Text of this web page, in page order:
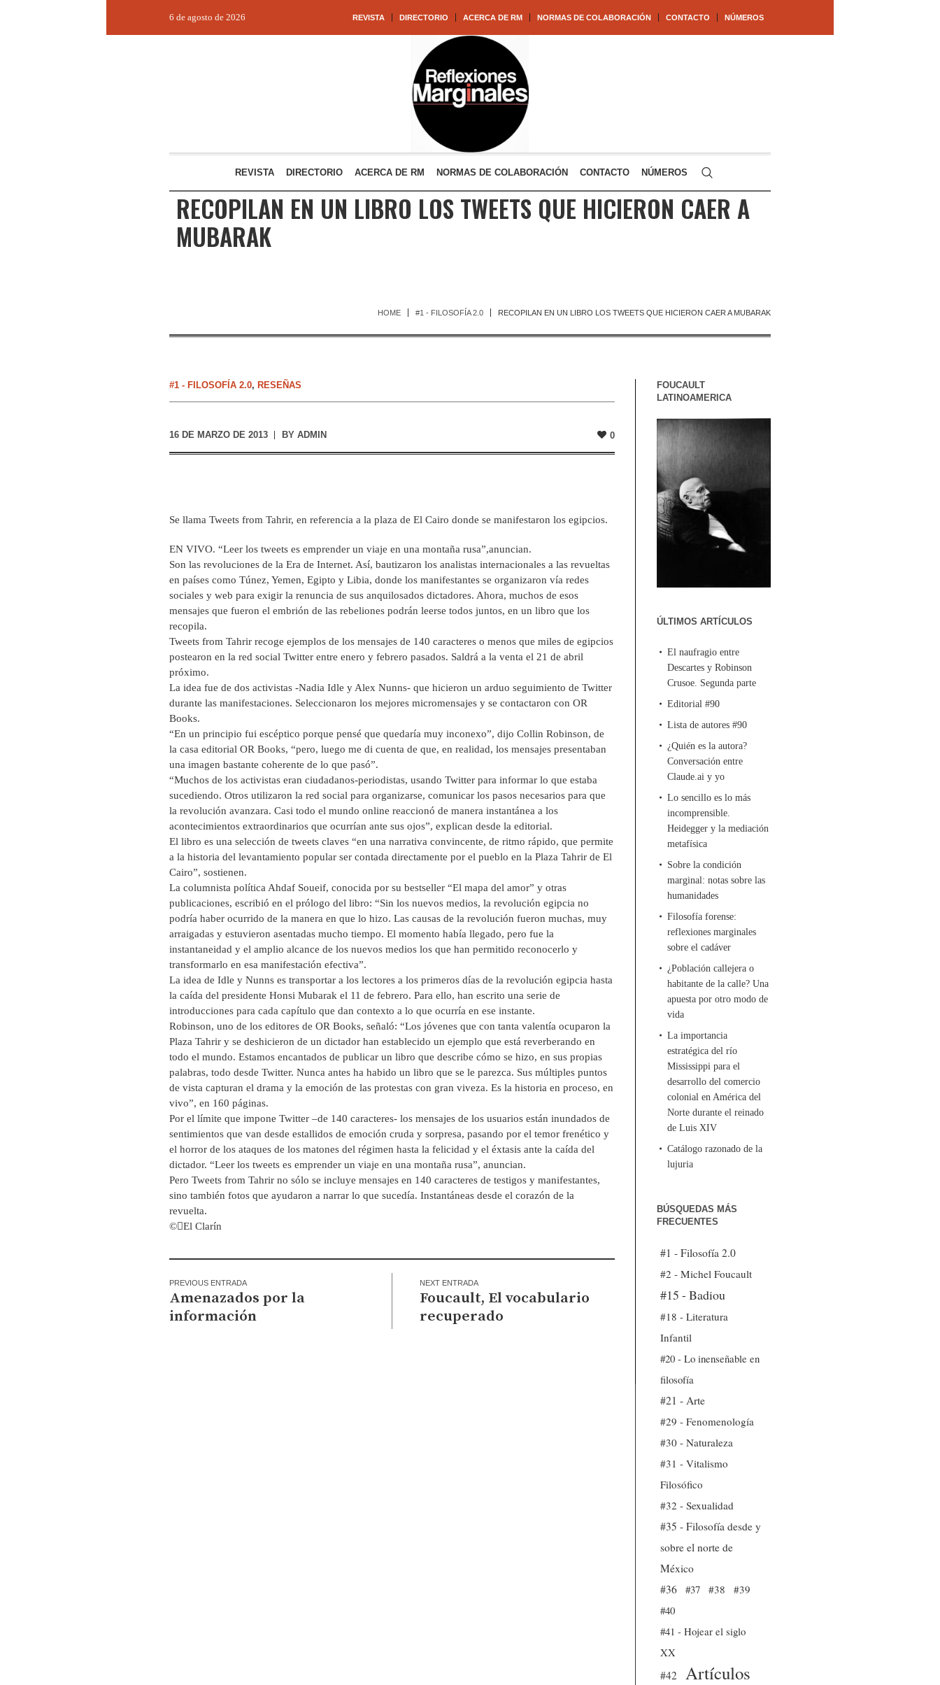
REVISTA DIRECTORIO ACERCA DE RM NORMAS DE COLABORACIÓN CONTACTO NÚMEROS
6 de agosto de 2026
REVISTA DIRECTORIO ACERCA DE RM NORMAS DE COLABORACIÓN CONTACTO NÚMEROS
RECOPILAN EN UN LIBRO LOS TWEETS QUE HICIERON CAER A
MUBARAK
HOME #1 - FILOSOFÍA 2.0 RECOPILAN EN UN LIBRO LOS TWEETS QUE HICIERON CAER A MUBARAK
#1 - FILOSOFÍA 2.0, RESEÑAS
16 DE MARZO DE 2013 BY ADMIN 0
Se llama Tweets from Tahrir, en referencia a la plaza de El Cairo donde se manifestaron los egipcios.
EN VIVO. “Leer los tweets es emprender un viaje en una montaña rusa”,anuncian.
Son las revoluciones de la Era de Internet. Así, bautizaron los analistas internacionales a las revueltas
en países como Túnez, Yemen, Egipto y Libia, donde los manifestantes se organizaron vía redes
sociales y web para exigir la renuncia de sus anquilosados dictadores. Ahora, muchos de esos
mensajes que fueron el embrión de las rebeliones podrán leerse todos juntos, en un libro que los
recopila.
Tweets from Tahrir recoge ejemplos de los mensajes de 140 caracteres o menos que miles de egipcios
postearon en la red social Twitter entre enero y febrero pasados. Saldrá a la venta el 21 de abril
próximo.
La idea fue de dos activistas -Nadia Idle y Alex Nunns- que hicieron un arduo seguimiento de Twitter
durante las manifestaciones. Seleccionaron los mejores micromensajes y se contactaron con OR
Books.
“En un principio fui escéptico porque pensé que quedaría muy inconexo”, dijo Collin Robinson, de
la casa editorial OR Books, “pero, luego me di cuenta de que, en realidad, los mensajes presentaban
una imagen bastante coherente de lo que pasó”.
“Muchos de los activistas eran ciudadanos-periodistas, usando Twitter para informar lo que estaba
sucediendo. Otros utilizaron la red social para organizarse, comunicar los pasos necesarios para que
la revolución avanzara. Casi todo el mundo online reaccionó de manera instantánea a los
acontecimientos extraordinarios que ocurrían ante sus ojos”, explican desde la editorial.
El libro es una selección de tweets claves “en una narrativa convincente, de ritmo rápido, que permite
a la historia del levantamiento popular ser contada directamente por el pueblo en la Plaza Tahrir de El
Cairo”, sostienen.
La columnista política Ahdaf Soueif, conocida por su bestseller “El mapa del amor” y otras
publicaciones, escribió en el prólogo del libro: “Sin los nuevos medios, la revolución egipcia no
podría haber ocurrido de la manera en que lo hizo. Las causas de la revolución fueron muchas, muy
arraigadas y estuvieron asentadas mucho tiempo. El momento había llegado, pero fue la
instantaneidad y el amplio alcance de los nuevos medios los que han permitido reconocerlo y
transformarlo en esa manifestación efectiva”.
La idea de Idle y Nunns es transportar a los lectores a los primeros días de la revolución egipcia hasta
la caída del presidente Honsi Mubarak el 11 de febrero. Para ello, han escrito una serie de
introducciones para cada capítulo que dan contexto a lo que ocurría en ese instante.
Robinson, uno de los editores de OR Books, señaló: “Los jóvenes que con tanta valentía ocuparon la
Plaza Tahrir y se deshicieron de un dictador han establecido un ejemplo que está reverberando en
todo el mundo. Estamos encantados de publicar un libro que describe cómo se hizo, en sus propias
palabras, todo desde Twitter. Nunca antes ha habido un libro que se le parezca. Sus múltiples puntos
de vista capturan el drama y la emoción de las protestas con gran viveza. Es la historia en proceso, en
vivo”, en 160 páginas.
Por el límite que impone Twitter –de 140 caracteres- los mensajes de los usuarios están inundados de
sentimientos que van desde estallidos de emoción cruda y sorpresa, pasando por el temor frenético y
el horror de los ataques de los matones del régimen hasta la felicidad y el éxtasis ante la caída del
dictador. “Leer los tweets es emprender un viaje en una montaña rusa”, anuncian.
Pero Tweets from Tahrir no sólo se incluye mensajes en 140 caracteres de testigos y manifestantes,
sino también fotos que ayudaron a narrar lo que sucedía. Instantáneas desde el corazón de la
revuelta.
©El Clarín
PREVIOUS ENTRADA
Amenazados por la
información
NEXT ENTRADA
Foucault, El vocabulario
recuperado
FOUCAULT
LATINOAMERICA
ÚLTIMOS ARTÍCULOS
El naufragio entre
Descartes y Robinson
Crusoe. Segunda parte
Editorial #90
Lista de autores #90
¿Quién es la autora?
Conversación entre
Claude.ai y yo
Lo sencillo es lo más
incomprensible.
Heidegger y la mediación
metafísica
Sobre la condición
marginal: notas sobre las
humanidades
Filosofía forense:
reflexiones marginales
sobre el cadáver
¿Población callejera o
habitante de la calle? Una
apuesta por otro modo de
vida
La importancia
estratégica del río
Mississippi para el
desarrollo del comercio
colonial en América del
Norte durante el reinado
de Luis XIV
Catálogo razonado de la
lujuria
BÚSQUEDAS MÁS
FRECUENTES
#1 - Filosofía 2.0
#2 - Michel Foucault
#15 - Badiou
#18 - Literatura
Infantil
#20 - Lo inenseñable en
filosofía
#21 - Arte
#29 - Fenomenología
#30 - Naturaleza
#31 - Vitalismo
Filosófico
#32 - Sexualidad
#35 - Filosofía desde y
sobre el norte de
México
#36
#37 #38
#39
#40
#41 - Hojear el siglo
XX
#42
Artículos